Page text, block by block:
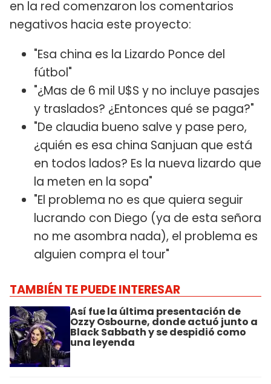
en la red comenzaron los comentarios
negativos hacia este proyecto:
"Esa china es la Lizardo Ponce del
fútbol"
"¿Mas de 6 mil U$S y no incluye pasajes
y traslados? ¿Entonces qué se paga?"
"De claudia bueno salve y pase pero,
¿quién es esa china Sanjuan que está
en todos lados? Es la nueva lizardo que
la meten en la sopa"
"El problema no es que quiera seguir
lucrando con Diego (ya de esta señora
no me asombra nada), el problema es
alguien compra el tour"
TAMBIÉN TE PUEDE INTERESAR
Así fue la última presentación de
Ozzy Osbourne, donde actuó junto a
Black Sabbath y se despidió como
una leyenda